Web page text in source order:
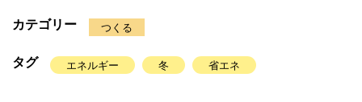
カテゴリー つくる
タグ エネルギー 冬 省エネ